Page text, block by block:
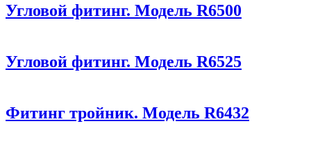
Угловой фитинг. Модель R6500
Угловой фитинг. Модель R6525
Фитинг тройник. Модель R6432